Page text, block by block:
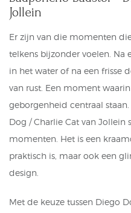
Jollein
Er zijn van die momenten
telkens bijzonder voelen. Na
in het water of na een frisse
van rust. Een moment
geborgenheid centraal
Dog / Charlie Cat van Jollein
momenten. Het is een
praktisch is, maar ook een
design.
Met de keuze tussen Diego